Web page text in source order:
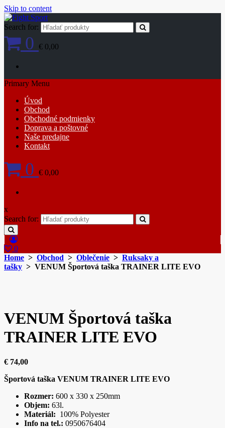
Skip to content
Search for:
0 € 0,00
Primary Menu
Úvod
Obchod
Obchodné podmienky
Doprava a poštovné
Naše predajne
Kontakt
0 € 0,00
x
Search for:
0
Home > Obchod > Oblečenie > Ruksaky a
tašky > VENUM Športová taška TRAINER LITE EVO
VENUM Športová taška
TRAINER LITE EVO
€ 74,00
Športová taška VENUM TRAINER LITE EVO
Rozmer: 600 x 330 x 250mm
Objem: 63l.
Materiál: 100% Polyester
Info na tel.: 0950676404